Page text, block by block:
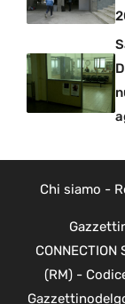
Chi siamo -
(RM) -